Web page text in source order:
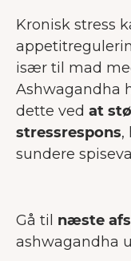
Kronisk stress
især til mad
Ashwagandha
dette ved at
stressrespons,
sundere
Gå til næste
ashwagandha